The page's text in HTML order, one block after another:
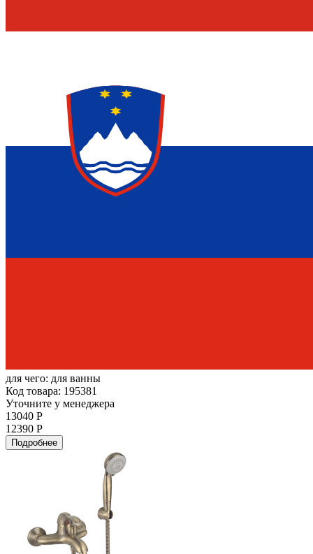
для чего: для ванны
Код товара: 195381
Уточните у менеджера
13040 Р
12390 Р
Подробнее